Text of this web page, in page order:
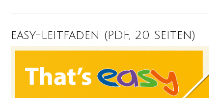
easy-Leitfaden (PDF, 20 Seiten)